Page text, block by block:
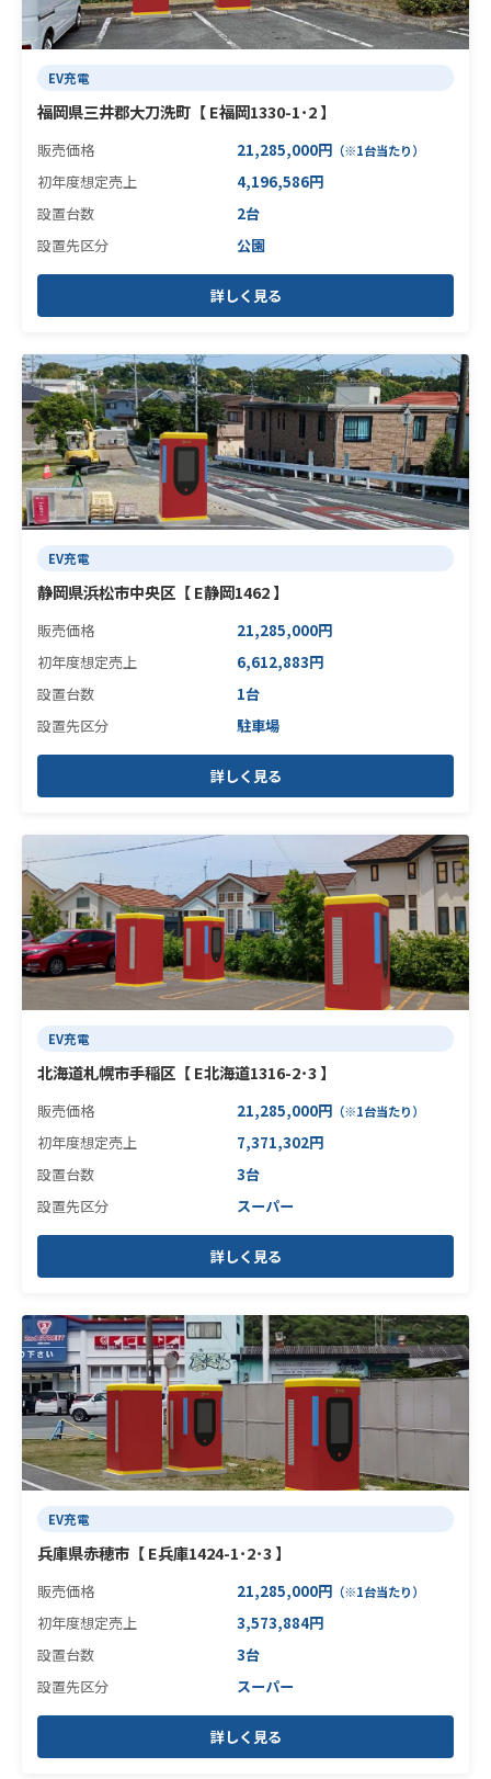
EV充電
福岡県三井郡大刀洗町【 E福岡1330-1･2 】
販売価格 21,285,000円 （※1台当たり）
初年度想定売上
4,196,586円
設置台数
2台
設置先区分
公園
詳しく見る
EV充電
静岡県浜松市中央区【 E静岡1462 】
販売価格
21,285,000円
初年度想定売上
6,612,883円
設置台数
1台
設置先区分
駐車場
詳しく見る
EV充電
北海道札幌市手稲区【 E北海道1316-2･3 】
販売価格 21,285,000円 （※1台当たり）
初年度想定売上
7,371,302円
設置台数
3台
設置先区分
スーパー
詳しく見る
EV充電
兵庫県赤穂市【 E兵庫1424-1･2･3 】
販売価格 21,285,000円 （※1台当たり）
初年度想定売上
3,573,884円
設置台数
3台
設置先区分
スーパー
詳しく見る